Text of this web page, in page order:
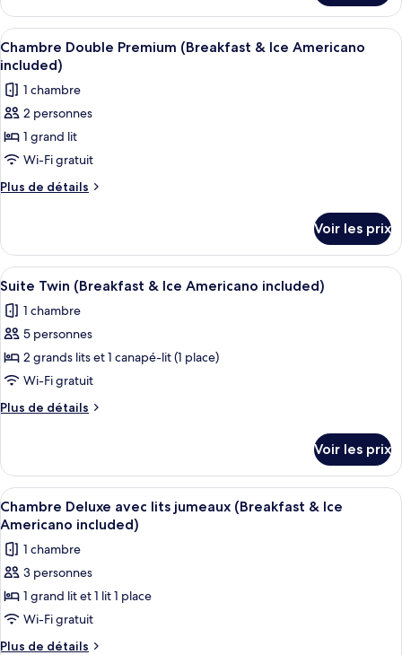
Double
Deluxe
(Breakfast
&
Ice
Americano
included)
le
type
de
chambre
Double
Deluxe
(Breakfast
&
Ice
included)
Afficher
toutes
les
photos
pour
ce
type
de
Double
Premium
(Breakfast
&
Ice
Americano
included)
Une chambre à coucher moderne
28
Chambre Double Premium (Breakfast & Ice Americano
included)
1 chambre
2 personnes
1 grand lit
Wi-Fi gratuit
Plus de détails
Plus
le
type
de
Chambre
Double
(Breakfast
&
Americano
Voir les prix
Afficher
toutes
les
photos
pour
ce
type
de
Suite
Twin
(Breakfast
&
Ice
Americano
included)
Une chambre d’hôtel moderne
24
Suite Twin (Breakfast & Ice Americano included)
1 chambre
5 personnes
2 grands lits et 1 canapé-lit (1 place)
Wi-Fi gratuit
Plus de détails
Plus
le
type
de
chambre
Twin
(Breakfast
Ice
Americano
Voir les prix
Afficher
toutes
les
photos
pour
ce
type
de
Chambre Deluxe avec lits jumeaux
29
Chambre Deluxe avec lits jumeaux (Breakfast & Ice
Americano included)
1 chambre
3 personnes
1 grand lit et 1 lit 1 place
Wi-Fi gratuit
Plus de détails
Plus